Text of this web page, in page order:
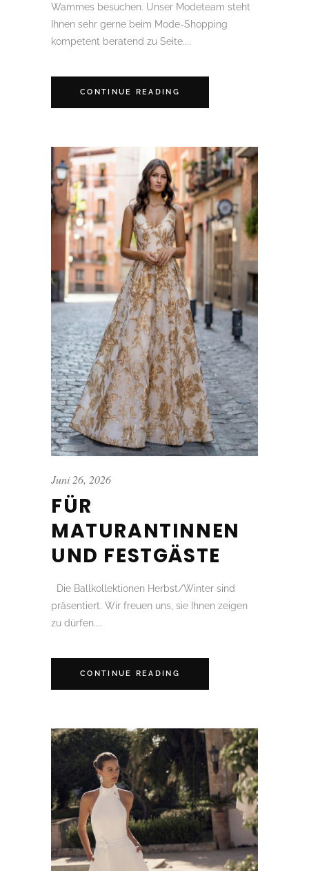
Wammes besuchen. Unser Modeteam steht
Ihnen sehr gerne beim Mode-Shopping
kompetent beratend zu Seite....
CONTINUE READING
Juni 26, 2026
FÜR
MATURANTINNEN
UND FESTGÄSTE
Die Ballkollektionen Herbst/Winter sind
präsentiert. Wir freuen uns, sie Ihnen zeigen
zu dürfen....
CONTINUE READING